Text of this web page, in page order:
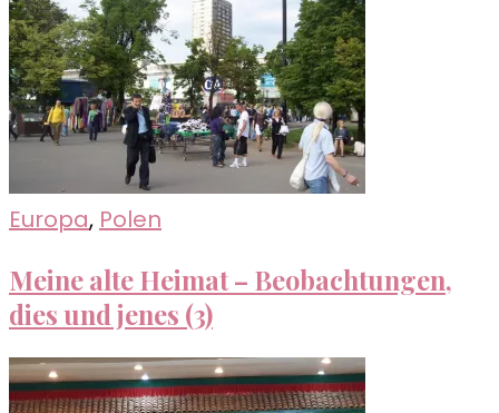
Europa, Polen
Meine alte Heimat – Beobachtungen,
dies und jenes (3)